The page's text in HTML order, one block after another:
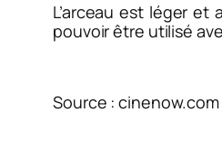
L’arceau est léger et
pouvoir être utilisé
Source : cinenow.com